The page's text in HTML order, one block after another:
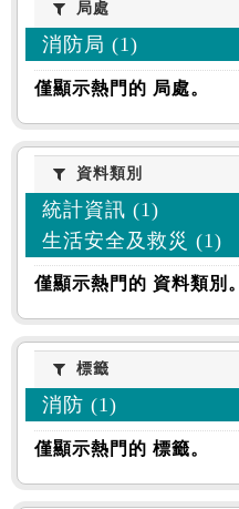
局處局處
消防局 (1)
僅顯示熱門的 局處。
資料類別
資料類別
統計資訊 (1)
生活安全及救災 (1)
僅顯示熱門的 資料類別。
標籤標籤
消防 (1)
僅顯示熱門的 標籤。